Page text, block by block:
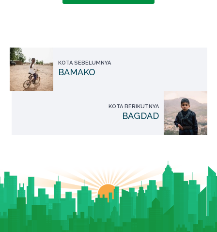
KOTA SEBELUMNYA
BAMAKO
KOTA BERIKUTNYA
BAGDAD